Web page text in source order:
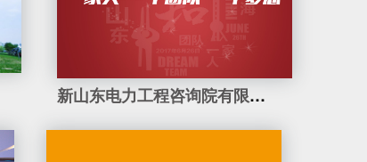
新山东电力工程咨询院有限公司成立会议